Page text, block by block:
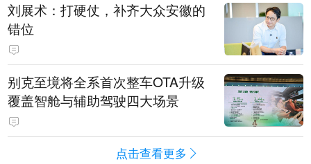
刘展术：打硬仗，补齐大众安徽的
错位
别克至境将全系首次整车OTA升级
覆盖智舱与辅助驾驶四大场景
点击查看更多